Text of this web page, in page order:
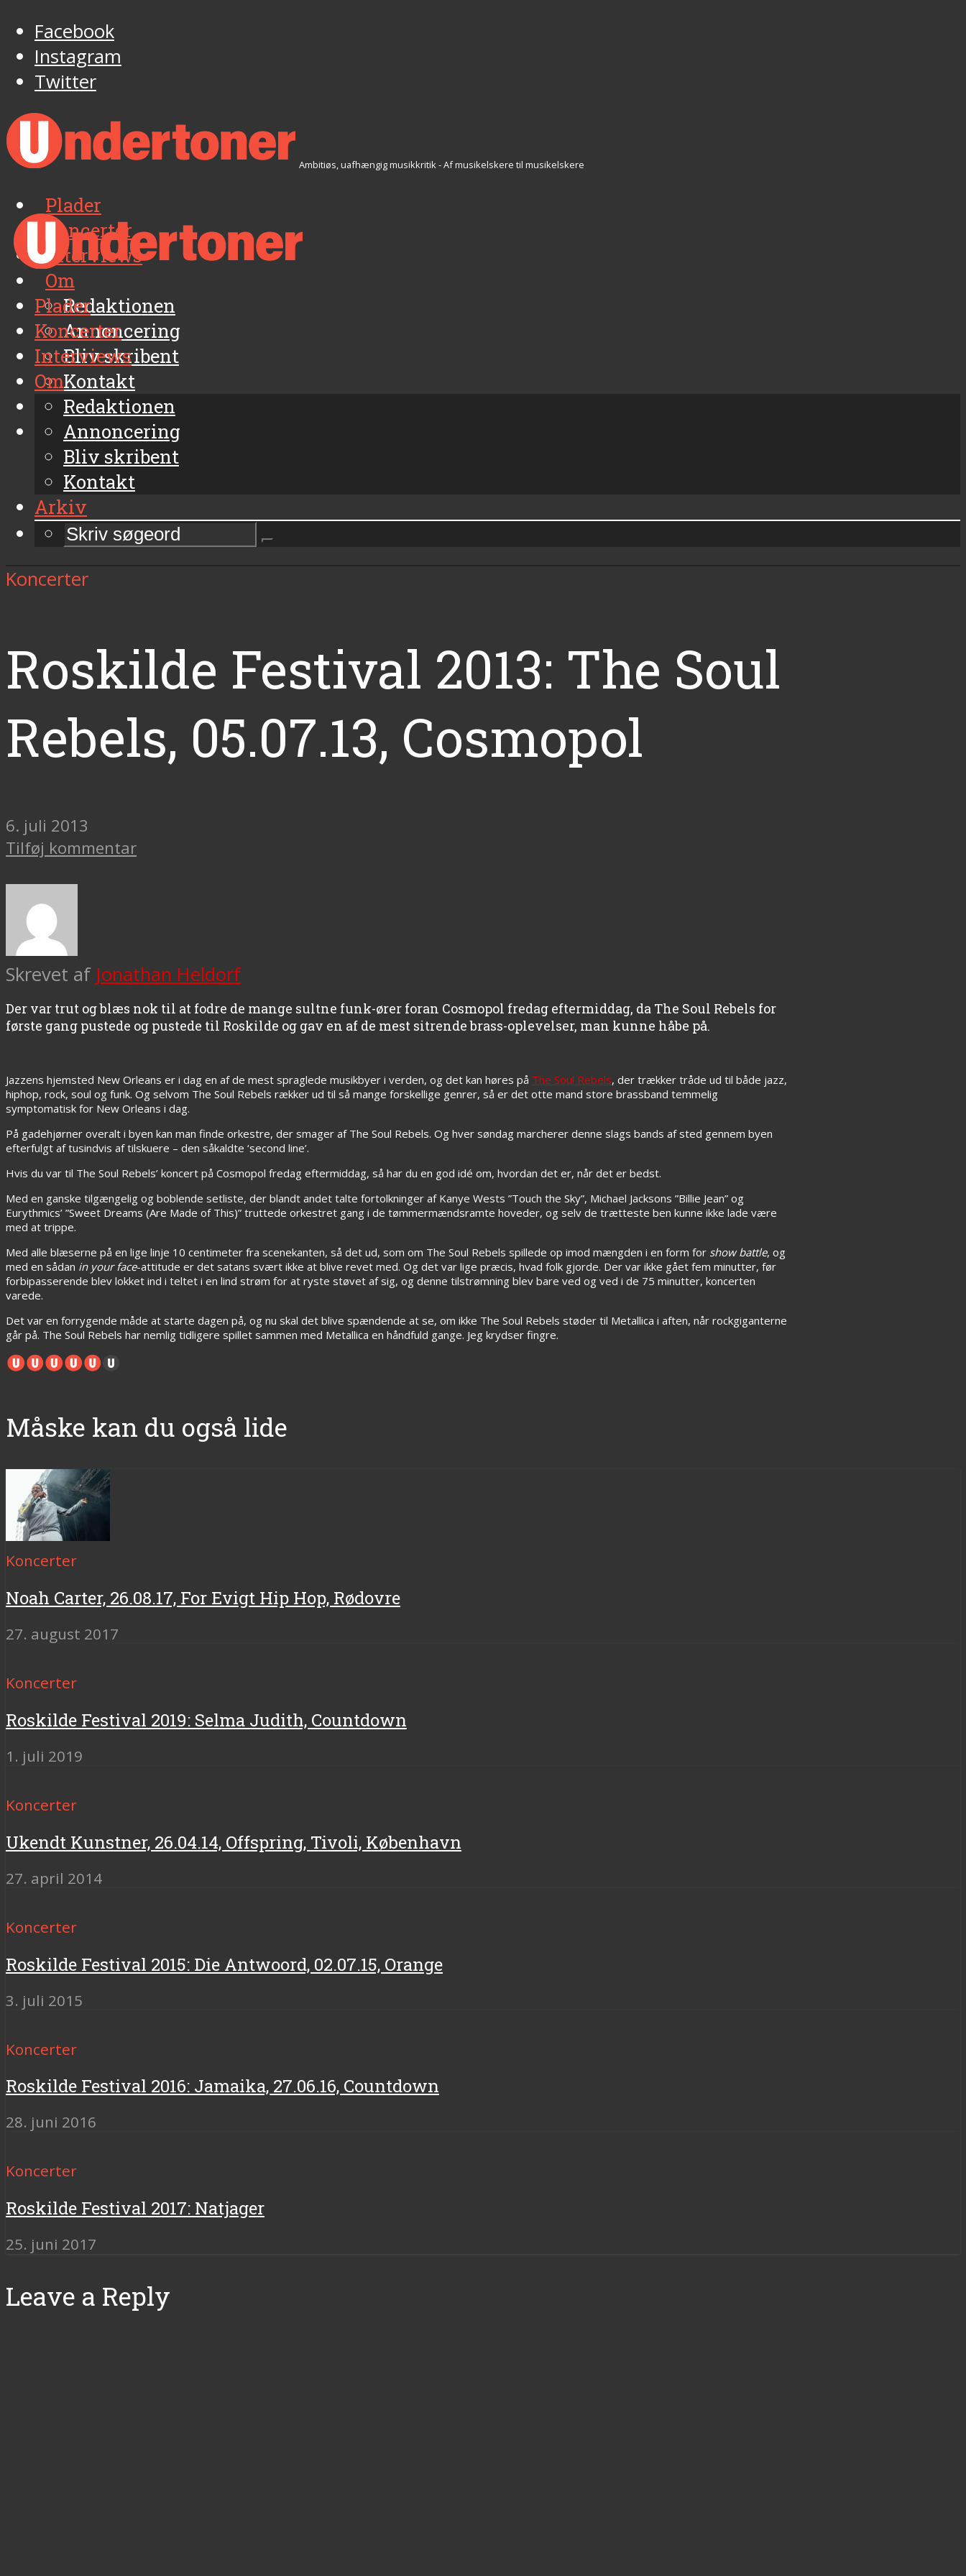
Facebook
Instagram
Twitter
Ambitiøs, uafhængig musikkritik - Af musikelskere til musikelskere
Plader
Koncerter
Interviews
Om
Redaktionen
Annoncering
Bliv skribent
Kontakt
Arkiv
Plader
Koncerter
Interviews
Om
Redaktionen
Annoncering
Bliv skribent
Kontakt
Arkiv
Koncerter
Roskilde Festival 2013: The Soul
Rebels, 05.07.13, Cosmopol
6. juli 2013
Tilføj kommentar
Skrevet af Jonathan Heldorf
Der var trut og blæs nok til at fodre de mange sultne funk-ører foran Cosmopol fredag eftermiddag, da The Soul Rebels for
første gang pustede og pustede til Roskilde og gav en af de mest sitrende brass-oplevelser, man kunne håbe på.
Jazzens hjemsted New Orleans er i dag en af de mest spraglede musikbyer i verden, og det kan høres på The Soul Rebels, der trækker tråde ud til både jazz,
hiphop, rock, soul og funk. Og selvom The Soul Rebels rækker ud til så mange forskellige genrer, så er det otte mand store brassband temmelig
symptomatisk for New Orleans i dag.
På gadehjørner overalt i byen kan man finde orkestre, der smager af The Soul Rebels. Og hver søndag marcherer denne slags bands af sted gennem byen
efterfulgt af tusindvis af tilskuere – den såkaldte ‘second line’.
Hvis du var til The Soul Rebels’ koncert på Cosmopol fredag eftermiddag, så har du en god idé om, hvordan det er, når det er bedst.
Med en ganske tilgængelig og boblende setliste, der blandt andet talte fortolkninger af Kanye Wests ”Touch the Sky”, Michael Jacksons ”Billie Jean” og
Eurythmics’ ”Sweet Dreams (Are Made of This)” truttede orkestret gang i de tømmermændsramte hoveder, og selv de trætteste ben kunne ikke lade være
med at trippe.
Med alle blæserne på en lige linje 10 centimeter fra scenekanten, så det ud, som om The Soul Rebels spillede op imod mængden i en form for show battle, og
med en sådan in your face-attitude er det satans svært ikke at blive revet med. Og det var lige præcis, hvad folk gjorde. Der var ikke gået fem minutter, før
forbipasserende blev lokket ind i teltet i en lind strøm for at ryste støvet af sig, og denne tilstrømning blev bare ved og ved i de 75 minutter, koncerten
varede.
Det var en forrygende måde at starte dagen på, og nu skal det blive spændende at se, om ikke The Soul Rebels støder til Metallica i aften, når rockgiganterne
går på. The Soul Rebels har nemlig tidligere spillet sammen med Metallica en håndfuld gange. Jeg krydser fingre.
Måske kan du også lide
Koncerter
Noah Carter, 26.08.17, For Evigt Hip Hop, Rødovre
27. august 2017
Koncerter
Roskilde Festival 2019: Selma Judith, Countdown
1. juli 2019
Koncerter
Ukendt Kunstner, 26.04.14, Offspring, Tivoli, København
27. april 2014
Koncerter
Roskilde Festival 2015: Die Antwoord, 02.07.15, Orange
3. juli 2015
Koncerter
Roskilde Festival 2016: Jamaika, 27.06.16, Countdown
28. juni 2016
Koncerter
Roskilde Festival 2017: Natjager
25. juni 2017
Leave a Reply